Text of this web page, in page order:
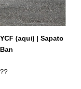
(aqui) | Sapato